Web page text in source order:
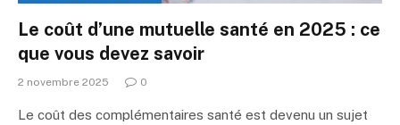
Le coût d’une mutuelle santé en 2025 : ce
que vous devez savoir
2 novembre 2025 0
Le coût des complémentaires santé est devenu un sujet